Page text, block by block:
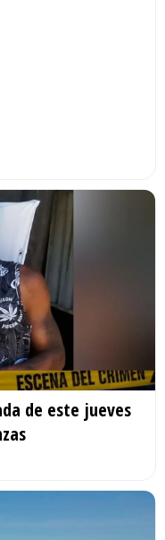
de este jueves